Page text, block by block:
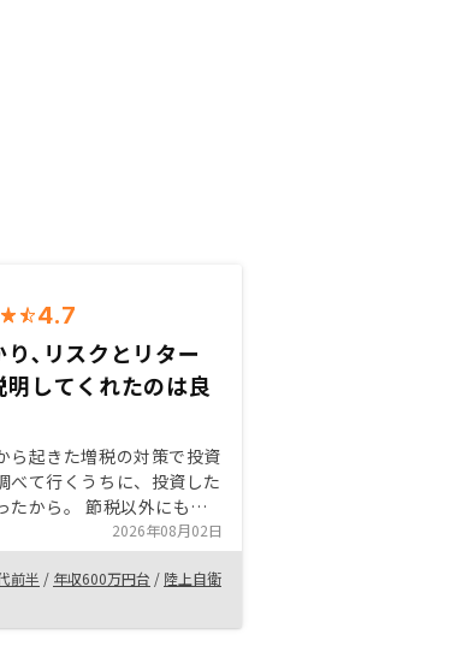
4.7
り､リスクとリター
明してくれたのは良
ら起きた増税の対策で投資
べて行くうちに、投資した
たから。 節税以外にも、
産運用の観点からやらない
かった。 これを境に投資
強したいと思った。 ただ
国においては投資のことに
解が追いついてないため、
2026年08月02日
前半 / 年収600万円台 / 陸上自衛